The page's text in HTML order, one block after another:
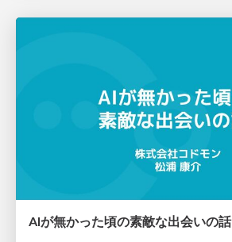
AIが無かった頃の素敵な出会いの話